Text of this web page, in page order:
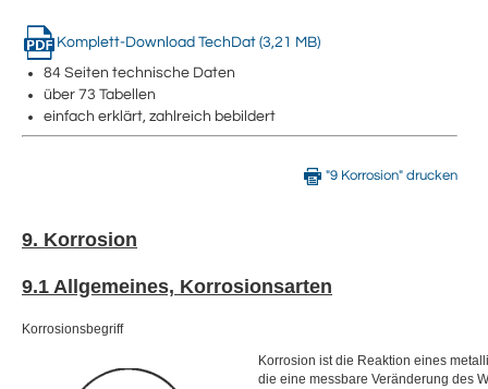
Komplett-Download TechDat (3,21 MB)
84 Seiten technische Daten
über 73 Tabellen
einfach erklärt, zahlreich bebildert
"9 Korrosion" drucken
9. Korrosion
9.1 Allgemeines, Korrosionsarten
Korrosionsbegriff
Korrosion ist die Reaktion eines
die eine messbare Veränderung des